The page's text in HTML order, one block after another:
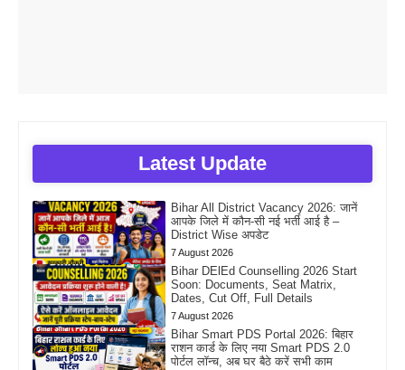
Latest Update
Bihar All District Vacancy 2026: जानें
आपके जिले में कौन-सी नई भर्ती आई है –
District Wise अपडेट
7 August 2026
Bihar DElEd Counselling 2026 Start
Soon: Documents, Seat Matrix,
Dates, Cut Off, Full Details
7 August 2026
Bihar Smart PDS Portal 2026: बिहार
राशन कार्ड के लिए नया Smart PDS 2.0
पोर्टल लॉन्च, अब घर बैठे करें सभी काम